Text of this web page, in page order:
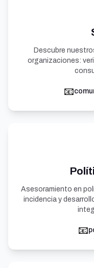
Descubre
organizaciones:
📧
Asesoramiento en
incidencia y
📧